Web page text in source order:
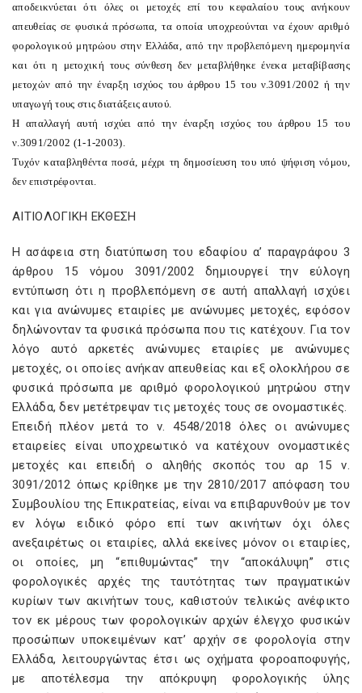
αποδεικνύεται ότι όλες οι μετοχές επί του κεφαλαίου τους ανήκουν
απευθείας σε φυσικά πρόσωπα, τα οποία υποχρεούνται να έχουν αριθμό
φορολογικού μητρώου στην Ελλάδα, από την προβλεπόμενη ημερομηνία
και ότι η μετοχική τους σύνθεση δεν μεταβλήθηκε ένεκα μεταβίβασης
μετοχών από την έναρξη ισχύος του άρθρου 15 του ν.3091/2002 ή την
υπαγωγή τους στις διατάξεις αυτού.
Η απαλλαγή αυτή ισχύει από την έναρξη ισχύος του άρθρου 15 του
ν.3091/2002 (1-1-2003).
Τυχόν καταβληθέντα ποσά, μέχρι τη δημοσίευση του υπό ψήφιση νόμου,
δεν επιστρέφονται.
ΑΙΤΙΟΛΟΓΙΚΗ ΕΚΘΕΣΗ
Η ασάφεια στη διατύπωση του εδαφίου α’ παραγράφου 3
άρθρου 15 νόμου 3091/2002 δημιουργεί την εύλογη
εντύπωση ότι η προβλεπόμενη σε αυτή απαλλαγή ισχύει
και για ανώνυμες εταιρίες με ανώνυμες μετοχές, εφόσον
δηλώνονταν τα φυσικά πρόσωπα που τις κατέχουν. Για τον
λόγο αυτό αρκετές ανώνυμες εταιρίες με ανώνυμες
μετοχές, οι οποίες ανήκαν απευθείας και εξ ολοκλήρου σε
φυσικά πρόσωπα με αριθμό φορολογικού μητρώου στην
Ελλάδα, δεν μετέτρεψαν τις μετοχές τους σε ονομαστικές.
Επειδή πλέον μετά το ν. 4548/2018 όλες οι ανώνυμες
εταιρείες είναι υποχρεωτικό να κατέχουν ονομαστικές
μετοχές και επειδή ο αληθής σκοπός του αρ 15 ν.
3091/2012 όπως κρίθηκε με την 2810/2017 απόφαση του
Συμβουλίου της Επικρατείας, είναι να επιβαρυνθούν με τον
εν λόγω ειδικό φόρο επί των ακινήτων όχι όλες
ανεξαιρέτως οι εταιρίες, αλλά εκείνες μόνον οι εταιρίες,
οι οποίες, μη “επιθυμώντας” την “αποκάλυψη” στις
φορολογικές αρχές της ταυτότητας των πραγματικών
κυρίων των ακινήτων τους, καθιστούν τελικώς ανέφικτο
τον εκ μέρους των φορολογικών αρχών έλεγχο φυσικών
προσώπων υποκειμένων κατ’ αρχήν σε φορολογία στην
Ελλάδα, λειτουργώντας έτσι ως οχήματα φοροαποφυγής,
με αποτέλεσμα την απόκρυψη φορολογικής ύλης